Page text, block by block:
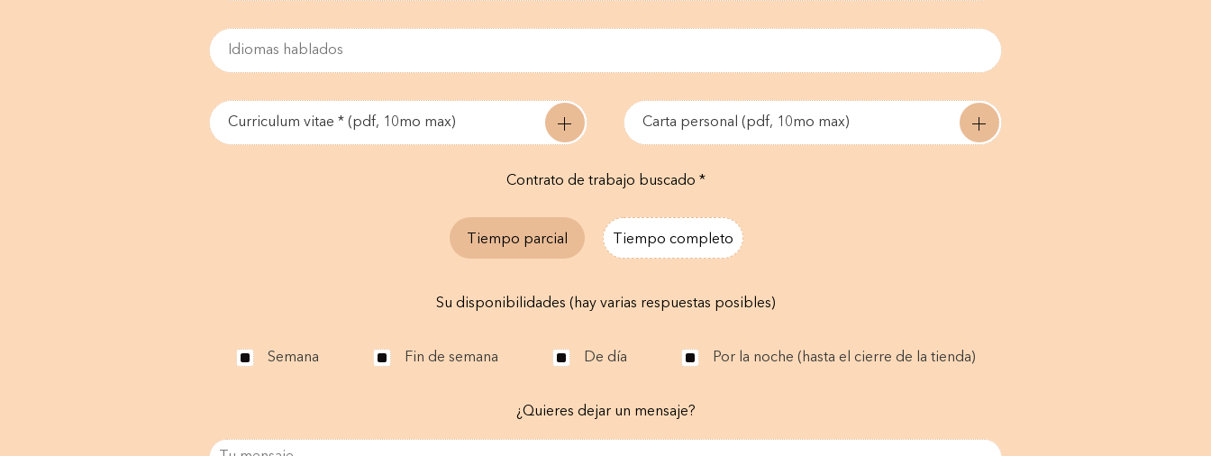
Curriculum vitae * (pdf, 10mo max) Carta personal (pdf, 10mo max)
Contrato de trabajo buscado *
Tiempo parcial Tiempo completo
Su disponibilidades (hay varias respuestas posibles)
Semana Fin de semana De día Por la noche (hasta el cierre de la tienda)
¿Quieres dejar un mensaje?